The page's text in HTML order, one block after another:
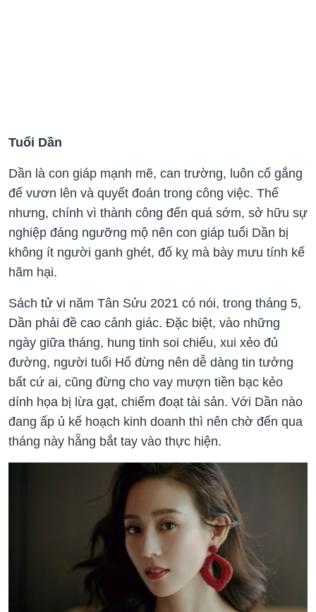
Tuổi Dần
Dần là con giáp mạnh mẽ, can trường, luôn cố gắng
để vươn lên và quyết đoán trong công việc. Thế
nhưng, chính vì thành công đến quá sớm, sở hữu sự
nghiệp đáng ngưỡng mộ nên con giáp tuổi Dần bị
không ít người ganh ghét, đố kỵ mà bày mưu tính kế
hãm hại.
Sách tử vi năm Tân Sửu 2021 có nói, trong tháng 5,
Dần phải đề cao cảnh giác. Đặc biệt, vào những
ngày giữa tháng, hung tinh soi chiếu, xui xẻo đủ
đường, người tuổi Hổ đừng nên dễ dàng tin tưởng
bất cứ ai, cũng đừng cho vay mượn tiền bạc kẻo
dính họa bị lừa gạt, chiếm đoạt tài sản. Với Dần nào
đang ấp ủ kế hoạch kinh doanh thì nên chờ đến qua
tháng này hẵng bắt tay vào thực hiện.